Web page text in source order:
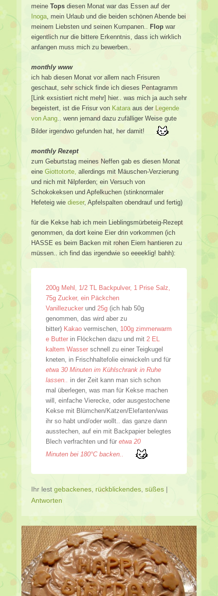
meine Tops diesen Monat war das Essen auf der
Inoga, mein Urlaub und die beiden schönen Abende bei
meinem Liebsten und seinen Kumpanen.. Flop war
eigentlich nur die bittere Erkenntnis, dass ich wirklich
anfangen muss mich zu bewerben..
monthly www
ich hab diesen Monat vor allem nach Frisuren
geschaut, sehr schick finde ich dieses Pentagramm
[Link exsistiert nicht mehr] hier.. was mich ja auch sehr
begeistert, ist die Frisur von Kataraaus der Legende
von Aang.. wenn jemand dazu zufälliger Weise gute
Bilder irgendwo gefunden hat, her damit!
monthly Rezept
zum Geburtstag meines Neffen gab es diesen Monat
eine Giottotorte, allerdings mit Mäuschen-Verzierung
und nich mit Nilpferden; ein Versuch von
Schokokeksen und Apfelkuchen (stinknormaler
Hefeteig wie dieser, Apfelspalten obendrauf und fertig)
für die Kekse hab ich mein Lieblingsmürbeteig-Rezept
genommen, da dort keine Eier drin vorkommen (ich
HASSE es beim Backen mit rohen Eiern hantieren zu
müssen.. ich find das irgendwie so eeeeklig! bahh):
200g Mehl, 1/2 TL Backpulver, 1 Prise Salz,
75g Zucker, ein Päckchen
Vanillezucker und 25g (ich hab 50g
genommen, das wird aber zu
bitter) Kakao vermischen, 100g zimmerwarm
e Butter in Flöckchen dazu und mit 2 EL
kaltem Wasser schnell zu einer Teigkugel
kneten, in Frischhaltefolie einwickeln und für
etwa 30 Minuten im Kühlschrank in Ruhe
lassen.. in der Zeit kann man sich schon
mal überlegen, was man für Kekse machen
will, einfache Vierecke, oder ausgestochene
Kekse mit Blümchen/Katzen/Elefanten/was
ihr so habt und/oder wollt.. das ganze dann
ausstechen, auf ein mit Backpapier belegtes
Blech verfrachten und für etwa 20
Minuten bei 180°C backen..
Ihr lest gebackenes rückblickendes süßes |
Antworten